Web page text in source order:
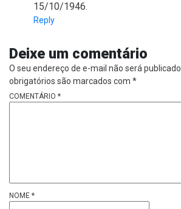
15/10/1946.
Reply
Deixe um comentário
O seu endereço de e-mail não será publicado.
obrigatórios são marcados com *
COMENTÁRIO *
NOME *